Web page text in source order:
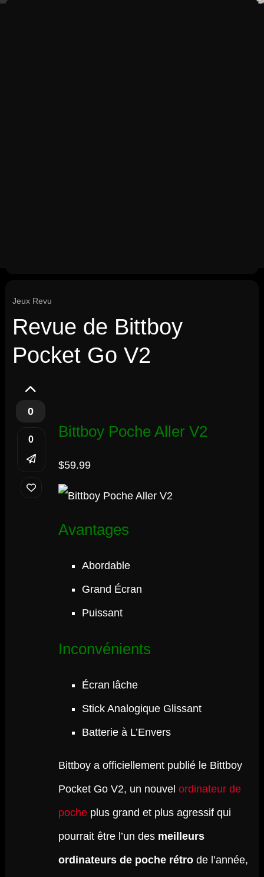
Jeux Revu
Revue de Bittboy
Pocket Go V2
0
0 Bittboy Poche Aller V2
$59.99
Avantages
Abordable
Grand Écran
Puissant
Inconvénients
Écran lâche
Stick Analogique Glissant
Batterie à L’Envers
Bittboy a officiellement publié le Bittboy
Pocket Go V2, un nouvel ordinateur de
pocheplus grand et plus agressif qui
pourrait être l’un des meilleurs
ordinateurs de poche rétrode l’année,